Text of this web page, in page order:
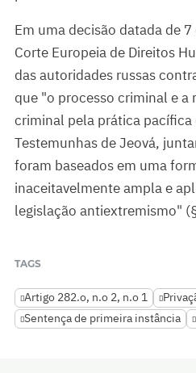
Em uma decisão datada de
Corte Europeia de Direitos
das autoridades russas
que "o processo criminal e a
criminal pela prática pacífica
Testemunhas de Jeová,
foram baseados em uma
inaceitavelmente ampla e
legislação antiextremismo"
TAGS
Artigo 282.o, n.o 2, n.o 1
Sentença de primeira instância